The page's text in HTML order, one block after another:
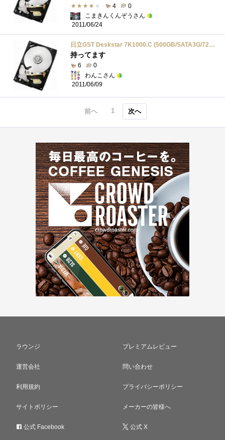
4
0
こまきんくんぞうさん
2011/06/24
日立GST Deskstar 7K1000.C (500GB/SATA3G/7200rpm/16MB) HDS721050CLA362
持ってます
6
0
わんこさん
2011/06/09
前へ 1 次へ
ラウンジ プレミアムレビュー
運営会社 問い合わせ
利用規約 プライバシーポリシー
サイトポリシー メーカーの皆様へ
公式 Facebook 公式 X